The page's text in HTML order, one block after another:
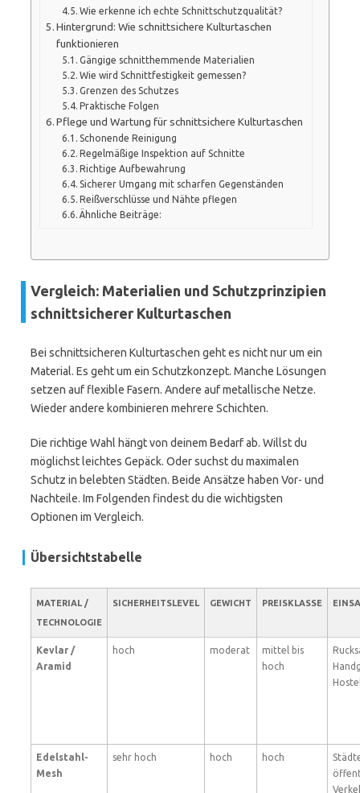
Wie erkenne ich echte Schnittschutzqualität?
Hintergrund: Wie schnittsichere Kulturtaschen
funktionieren
Gängige schnitthemmende Materialien
Wie wird Schnittfestigkeit gemessen?
Grenzen des Schutzes
Praktische Folgen
Pflege und Wartung für schnittsichere Kulturtaschen
Schonende Reinigung
Regelmäßige Inspektion auf Schnitte
Richtige Aufbewahrung
Sicherer Umgang mit scharfen Gegenständen
Reißverschlüsse und Nähte pflegen
Ähnliche Beiträge:
Vergleich: Materialien und Schutzprinzipien
schnittsicherer Kulturtaschen
Bei schnittsicheren Kulturtaschen geht es nicht nur um ein
Material. Es geht um ein Schutzkonzept. Manche Lösungen
setzen auf flexible Fasern. Andere auf metallische Netze.
Wieder andere kombinieren mehrere Schichten.
Die richtige Wahl hängt von deinem Bedarf ab. Willst du
möglichst leichtes Gepäck. Oder suchst du maximalen
Schutz in belebten Städten. Beide Ansätze haben Vor- und
Nachteile. Im Folgenden findest du die wichtigsten
Optionen im Vergleich.
Übersichtstabelle
MATERIAL /
TECHNOLOGIE
SICHERHEITSLEVEL GEWICHT PREISKLASSE
Kevlar /
Aramid
hoch moderat
mittel bis
hoch
Edelstahl-
Mesh
sehr hoch hoch hoch